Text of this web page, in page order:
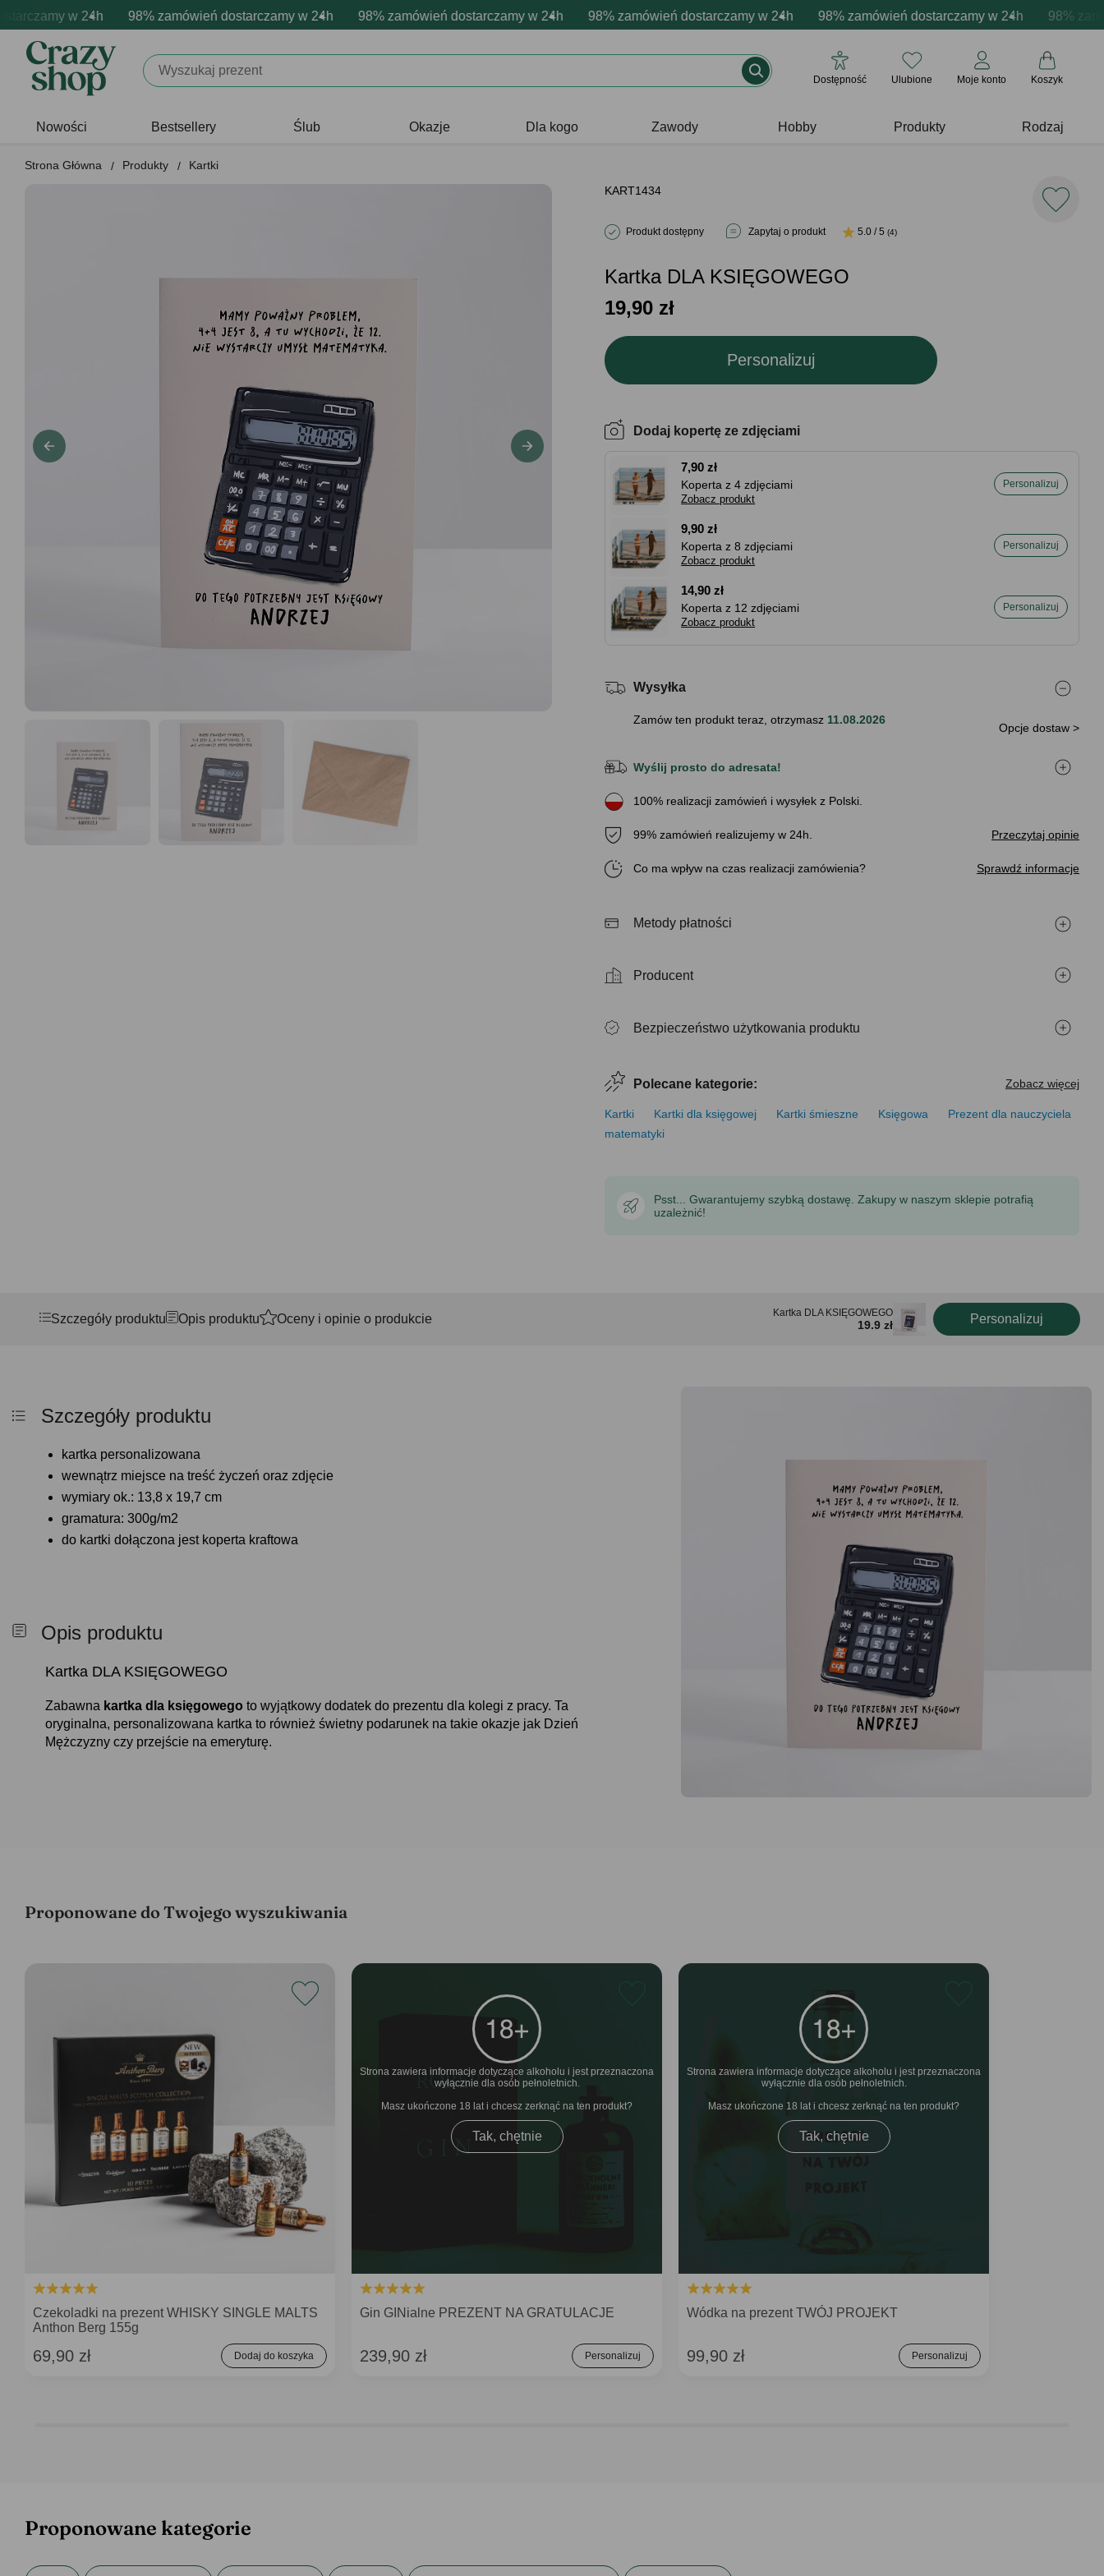
w 24h 98% zamówień dostarczamy w 24h 98% zamówień dostarczamy w 24h 98% zamówień dostarczamy w 24h 98% zamówień dostarczamy w 24h 98%
personalizacja produktów Profesjonalna i darmowa personalizacja produktów Profesjonalna i darmowa personalizacja produktów Profesjonalna i darmowa personalizacja
emocje - zawsze udane prezenty Prezentujemy pozytywne emocje - zawsze udane prezenty Prezentujemy pozytywne emocje - zawsze udane prezenty Prezentujemy
Dostępność Ulubione Moje konto Koszyk
Nowości Bestsellery Ślub Okazje Dla kogo Zawody Hobby Produkty Rodzaj
Strona Główna Produkty
Kartki
KART1434
Produkt dostępny Zapytaj o produkt 5.0 / 5(4)
Kartka DLA KSIĘGOWEGO
19,90 zł
Personalizuj
Dodaj kopertę ze zdjęciami
7,90 zł
Koperta z 4 zdjęciami
Zobacz produkt
Personalizuj
9,90 zł
Koperta z 8 zdjęciami
Zobacz produkt
Personalizuj
14,90 zł
Koperta z 12 zdjęciami
Zobacz produkt
Personalizuj
Wysyłka
Zamów ten produkt teraz, otrzymasz 11.08.2026
Opcje dostaw >
Wyślij prosto do adresata!
100% realizacji zamówień i wysyłek z Polski.
99% zamówień realizujemy w 24h. Przeczytaj opinie
Co ma wpływ na czas realizacji zamówienia Sprawdź informacje
Metody płatności
Producent
Bezpieczeństwo użytkowania produktu
Polecane kategorie: Zobacz więcej
Kartki Kartki dla księgowej Kartki śmieszne Księgowa
Prezent dla nauczyciela
matematyki
Psst... Gwarantujemy szybką dostawę. Zakupy w naszym sklepie potrafią
uzależnić!
Szczegóły produktu Opis produktu Oceny i opinie o produkcie Kartka DLA KSIĘGOWEGO
19.9 zł Personalizuj
Szczegóły produktu
kartka personalizowana
wewnątrz miejsce na treść życzeń oraz zdjęcie
wymiary ok.: 13,8 x 19,7 cm
gramatura: 300g/m2
do kartki dołączona jest koperta kraftowa
Opis produktu
Kartka DLA KSIĘGOWEGO
Zabawna kartka dla księgowego to wyjątkowy dodatek do prezentu dla kolegi z pracy. Ta
oryginalna, personalizowana kartka to również świetny podarunek na takie okazje jak Dzień
Mężczyzny czy przejście na emeryturę.
Proponowane do Twojego wyszukiwania
Czekoladki na prezent WHISKY SINGLE MALTS
Anthon Berg 155g
69,90 zł Dodaj do koszyka
Strona zawiera informacje dotyczące alkoholu i jest przeznaczona
wyłącznie dla osób pełnoletnich.
Masz ukończone 18 lat i chcesz zerknąć na ten produkt
Tak, chętnie
Gin GINialne PREZENT NA GRATULACJE
239,90 zł Personalizuj
Strona zawiera informacje dotyczące alkoholu i jest przeznaczona
wyłącznie dla osób pełnoletnich.
Masz ukończone 18 lat i chcesz zerknąć na ten produkt
Tak, chętnie
Wódka na prezent TWÓJ PROJEKT
99,90 zł Personalizuj
Proponowane kategorie